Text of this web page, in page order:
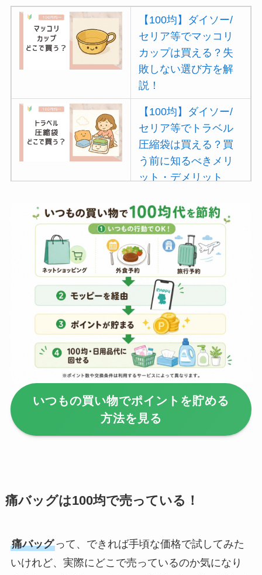
【100均】ダイソー/
セリア等でマッコリ
カップは買える？失
敗しない選び方を解
説！
【100均】ダイソー/
セリア等でトラベル
圧縮袋は買える？買
う前に知るべきメリ
ット・デメリット
【100均】ダイソー/
セリア等でポイズン
リムーバーは買え
る？使い方や選び方
を解説！
【100均】ダイソー/
セリア等でフロアラ
バーほうきは買え
る？選び方＆使い方
を徹底ガイド！
【100均】ダイソー/
セリア等でハンディ
ファンカバーは買え
【100均】ダイソー/
方とおすすめも紹
介！
いつもの買い物でポイントを貯める
方法を見る
痛バッグは100均で売っている！
痛バッグって、できれば手頃な価格で試してみた
いけれど、実際にどこで売っているのか気になり